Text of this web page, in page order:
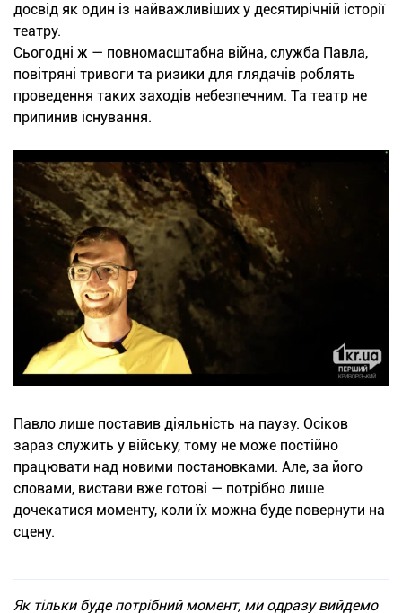
досвід як один із найважливіших у десятирічній історії
театру.
Сьогодні ж — повномасштабна війна, служба Павла,
повітряні тривоги та ризики для глядачів роблять
проведення таких заходів небезпечним. Та театр не
припинив існування.
Павло лише поставив діяльність на паузу. Осіков
зараз служить у війську, тому не може постійно
працювати над новими постановками. Але, за його
словами, вистави вже готові — потрібно лише
дочекатися моменту, коли їх можна буде повернути на
сцену.
Як тільки буде потрібний момент, ми одразу вийдемо